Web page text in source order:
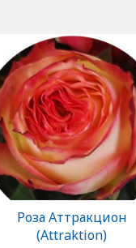
Роза Аттракцион
(Attraktion)